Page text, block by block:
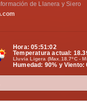
de Llanera y Siero
Hora:05:51:02
Temperatura actual:
Lluvia Ligera (Max.18.7ºC -
Humedad: 90% y Viento: